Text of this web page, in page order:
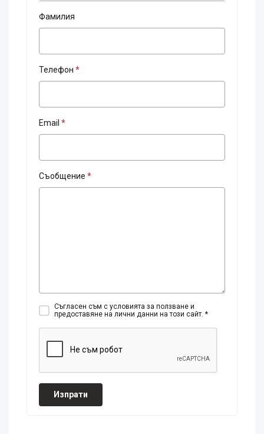
Фамилия
Телефон *
Email *
Съобщение *
Съгласен съм с условията за ползване и
предоставяне на лични данни на този сайт. *
Изпрати